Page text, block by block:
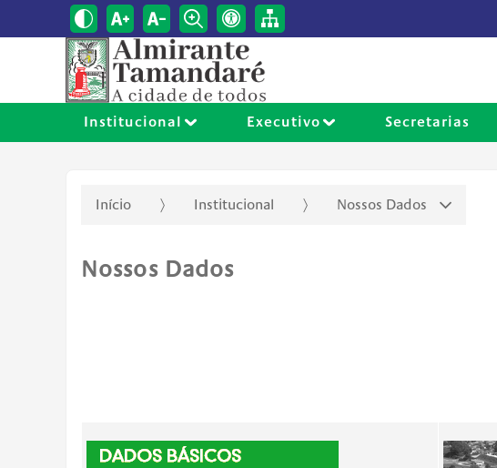
Institucional Executivo Secretarias
Início Institucional Nossos Dados
Nossos Dados